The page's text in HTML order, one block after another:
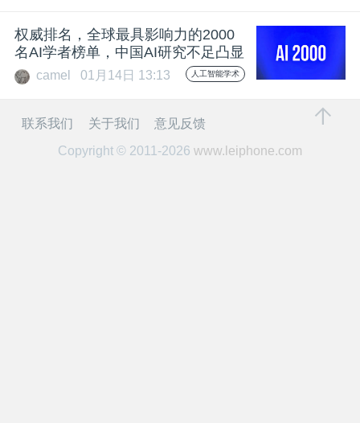
开
权威排名，全球最具影响力的2000
名AI学者榜单，中国AI研究不足凸显
camel 01月14日 13:13 人工智能学术
联系我们 关于我们
意见反馈
Copyright © 2011-2026 www.leiphone.com